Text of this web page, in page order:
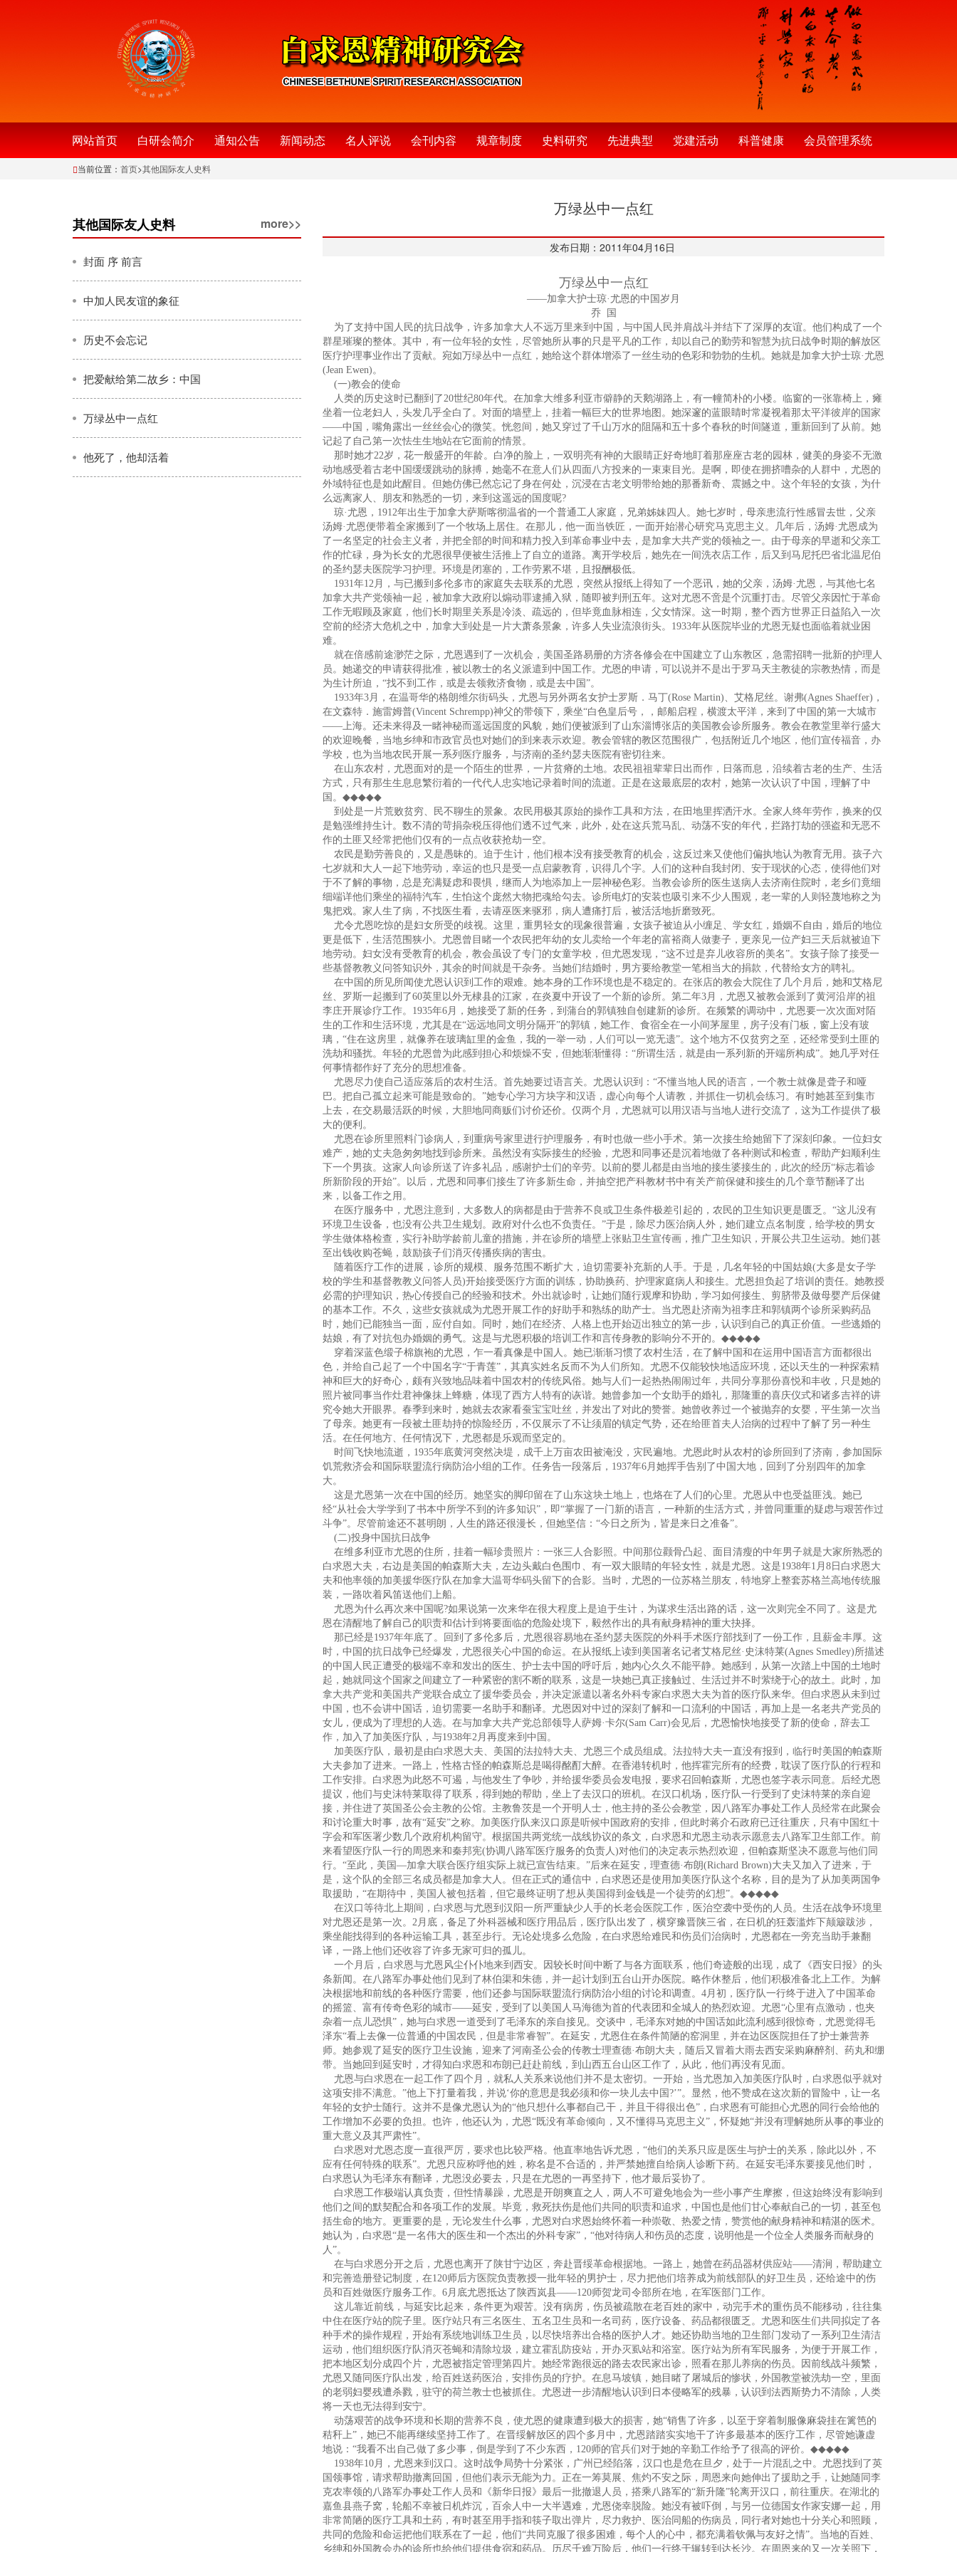
网站首页 白研会简介 通知公告 新闻动态 名人评说 会刊内容 规章制度 史料研究 先进典型 党建活动 科普健康 会员管理系统
当前位置： 首页>其他国际友人史料
其他国际友人史料 more>>
封面 序 前言
中加人民友谊的象征
历史不会忘记
把爱献给第二故乡：中国
万绿丛中一点红
他死了，他却活着
万绿丛中一点红
发布日期：2011年04月16日
万绿丛中一点红
——加拿大护士琼·尤恩的中国岁月
乔 国
为了支持中国人民的抗日战争，许多加拿大人不远万里来到中国，与中国人民并肩战斗并结下了深厚的友谊。他们构成了一个
群星璀璨的整体。其中，有一位年轻的女性，尽管她所从事的只是平凡的工作，却以自己的勤劳和智慧为抗日战争时期的解放区
医疗护理事业作出了贡献。宛如万绿丛中一点红，她给这个群体增添了一丝生动的色彩和勃勃的生机。她就是加拿大护士琼·尤恩
(Jean Ewen)。
(一)教会的使命
人类的历史这时已翻到了20世纪80年代。在加拿大维多利亚市僻静的天鹅湖路上，有一幢简朴的小楼。临窗的一张靠椅上，瘫
坐着一位老妇人，头发几乎全白了。对面的墙壁上，挂着一幅巨大的世界地图。她深邃的蓝眼睛时常凝视着那太平洋彼岸的国家
——中国，嘴角露出一丝丝会心的微笑。恍忽间，她又穿过了千山万水的阻隔和五十多个春秋的时间隧道，重新回到了从前。她
记起了自己第一次怯生生地站在它面前的情景。
那时她才22岁，花一般盛开的年龄。白净的脸上，一双明亮有神的大眼睛正好奇地盯着那座座古老的园林，健美的身姿不无激
动地感受着古老中国缓缓跳动的脉搏，她毫不在意人们从四面八方投来的一束束目光。是啊，即使在拥挤嘈杂的人群中，尤恩的
外域特征也是如此醒目。但她仿佛已然忘记了身在何处，沉浸在古老文明带给她的那番新奇、震撼之中。这个年轻的女孩，为什
么远离家人、朋友和熟悉的一切，来到这遥远的国度呢?
琼·尤恩，1912年出生于加拿大萨斯喀彻温省的一个普通工人家庭，兄弟姊妹四人。她七岁时，母亲患流行性感冒去世，父亲
汤姆·尤恩便带着全家搬到了一个牧场上居住。在那儿，他一面当铁匠，一面开始潜心研究马克思主义。几年后，汤姆·尤恩成为
了一名坚定的社会主义者，并把全部的时间和精力投入到革命事业中去，是加拿大共产党的领袖之一。由于母亲的早逝和父亲工
作的忙碌，身为长女的尤恩很早便被生活推上了自立的道路。离开学校后，她先在一间洗衣店工作，后又到马尼托巴省北温尼伯
的圣约瑟夫医院学习护理。环境是闭塞的，工作劳累不堪，且报酬极低。
1931年12月，与已搬到多伦多市的家庭失去联系的尤恩，突然从报纸上得知了一个恶讯，她的父亲，汤姆·尤恩，与其他七名
加拿大共产党领袖一起，被加拿大政府以煽动罪逮捕入狱，随即被判刑五年。这对尤恩不啻是个沉重打击。尽管父亲因忙于革命
工作无暇顾及家庭，他们长时期里关系是冷淡、疏远的，但毕竟血脉相连，父女情深。这一时期，整个西方世界正日益陷入一次
空前的经济大危机之中，加拿大到处是一片大萧条景象，许多人失业流浪街头。1933年从医院毕业的尤恩无疑也面临着就业困
难。
就在倍感前途渺茫之际，尤恩遇到了一次机会，美国圣路易册的方济各修会在中国建立了山东教区，急需招聘一批新的护理人
员。她递交的申请获得批准，被以教士的名义派遣到中国工作。尤恩的申请，可以说并不是出于罗马天主教徒的宗教热情，而是
为生计所迫，“找不到工作，或是去领救济食物，或是去中国”。
1933年3月，在温哥华的格朗维尔街码头，尤恩与另外两名女护士罗斯．马丁(Rose Martin)、艾格尼丝。谢弗(Agnes Shaeffer)，
在文森特．施雷姆普(Vincent Schrempp)神父的带领下，乘坐“白色皇后号，，邮船启程，横渡太平洋，来到了中国的第一大城市
——上海。还未来得及一睹神秘而遥远国度的风貌，她们便被派到了山东淄博张店的美国教会诊所服务。教会在教堂里举行盛大
的欢迎晚餐，当地乡绅和市政官员也对她们的到来表示欢迎。教会管辖的教区范围很广，包括附近几个地区，他们宣传福音，办
学校，也为当地农民开展一系列医疗服务，与济南的圣约瑟夫医院有密切往来。
在山东农村，尤恩面对的是一个陌生的世界，一片贫瘠的土地。农民祖祖辈辈日出而作，日落而息，沿续着古老的生产、生活
方式，只有那生生息息繁衍着的一代代人忠实地记录着时间的流逝。正是在这最底层的农村，她第一次认识了中国，理解了中
国。 ◆◆◆◆◆
到处是一片荒败贫穷、民不聊生的景象。农民用极其原始的操作工具和方法，在田地里挥洒汗水。全家人终年劳作，换来的仅
是勉强维持生计。数不清的苛捐杂税压得他们透不过气来，此外，处在这兵荒马乱、动荡不安的年代，拦路打劫的强盗和无恶不
作的土匪又经常把他们仅有的一点点收获抢劫一空。
农民是勤劳善良的，又是愚昧的。迫于生计，他们根本没有接受教育的机会，这反过来又使他们偏执地认为教育无用。孩子六
七岁就和大人一起下地劳动，幸运的也只是受一点启蒙教育，识得几个字。人们的这种自我封闭、安于现状的心态，使得他们对
于不了解的事物，总是充满疑虑和畏惧，继而人为地添加上一层神秘色彩。当教会诊所的医生送病人去济南住院时，老乡们竟细
细端详他们乘坐的福特汽车，生怕这个庞然大物把魂给勾去。诊所电灯的安装也吸引来不少人围观，老一辈的人则轻蔑地称之为
鬼把戏。家人生了病，不找医生看，去请巫医来驱邪，病人遭痛打后，被活活地折磨致死。
尤令尤恩吃惊的是妇女所受的歧视。这里，重男轻女的现象很普遍，女孩子被迫从小缠足、学女红，婚姻不自由，婚后的地位
更是低下，生活范围狭小。尤恩曾目睹一个农民把年幼的女儿卖给一个年老的富裕商人做妻子，更亲见一位产妇三天后就被迫下
地劳动。妇女没有受教育的机会，教会虽设了专门的女童学校，但尤恩发现，“这不过是弃儿收容所的美名”。女孩子除了接受一
些基督教教义问答知识外，其余的时间就是干杂务。当她们结婚时，男方要给教堂一笔相当大的捐款，代替给女方的聘礼。
在中国的所见所闻使尤恩认识到工作的艰难。她本身的工作环境也是不稳定的。在张店的教会大院住了几个月后，她和艾格尼
丝、罗斯一起搬到了60英里以外无棣县的江家，在炎夏中开设了一个新的诊所。第二年3月，尤恩又被教会派到了黄河沿岸的祖
李庄开展诊疗工作。1935年6月，她接受了新的任务，到蒲台的郭镇独自创建新的诊所。在频繁的调动中，尤恩要一次次面对陌
生的工作和生活环境，尤其是在“远远地同文明分隔开”的郭镇，她工作、食宿全在一小间茅屋里，房子没有门板，窗上没有玻
璃，“住在这房里，就像养在玻璃缸里的金鱼，我的一举一动，人们可以一览无遗”。这个地方不仅贫穷之至，还经常受到土匪的
洗劫和骚扰。年轻的尤恩曾为此感到担心和烦燥不安，但她渐渐懂得：“所谓生活，就是由一系列新的开端所构成”。她几乎对任
何事情都作好了充分的思想准备。
尤恩尽力使自己适应落后的农村生活。首先她要过语言关。尤恩认识到：“不懂当地人民的语言，一个教士就像是聋子和哑
巴。把自己孤立起来可能是致命的。”她专心学习方块字和汉语，虚心向每个人请教，并抓住一切机会练习。有时她甚至到集市
上去，在交易最活跃的时候，大胆地同商贩们讨价还价。仅两个月，尤恩就可以用汉语与当地人进行交流了，这为工作提供了极
大的便利。
尤恩在诊所里照料门诊病人，到重病号家里进行护理服务，有时也做一些小手术。第一次接生给她留下了深刻印象。一位妇女
难产，她的丈夫急匆匆地找到诊所来。虽然没有实际接生的经验，尤恩和同事还是沉着地做了各种测试和检查，帮助产妇顺利生
下一个男孩。这家人向诊所送了许多礼品，感谢护士们的辛劳。以前的婴儿都是由当地的接生婆接生的，此次的经历“标志着诊
所新阶段的开始”。以后，尤恩和同事们接生了许多新生命，并抽空把产科教材书中有关产前保健和接生的几个章节翻译了出
来，以备工作之用。
在医疗服务中，尤恩注意到，大多数人的病都是由于营养不良或卫生条件极差引起的，农民的卫生知识更是匮乏。“这儿没有
环境卫生设备，也没有公共卫生规划。政府对什么也不负责任。”于是，除尽力医治病人外，她们建立点名制度，给学校的男女
学生做体格检查，实行补助学龄前儿童的措施，并在诊所的墙壁上张贴卫生宣传画，推广卫生知识，开展公共卫生运动。她们甚
至出钱收购苍蝇，鼓励孩子们消灭传播疾病的害虫。
随着医疗工作的进展，诊所的规模、服务范围不断扩大，迫切需要补充新的人手。于是，几名年轻的中国姑娘(大多是女子学
校的学生和基督教教义问答人员)开始接受医疗方面的训练，协助换药、护理家庭病人和接生。尤恩担负起了培训的责任。她教授
必需的护理知识，热心传授自己的经验和技术。外出就诊时，让她们随行观摩和协助，学习如何接生、剪脐带及做母婴产后保健
的基本工作。不久，这些女孩就成为尤恩开展工作的好助手和熟练的助产士。当尤恩赴济南为祖李庄和郭镇两个诊所采购药品
时，她们已能独当一面，应付自如。同时，她们在经济、人格上也开始迈出独立的第一步，认识到自己的真正价值。一些逃婚的
姑娘，有了对抗包办婚姻的勇气。这是与尤恩积极的培训工作和言传身教的影响分不开的。 ◆◆◆◆◆
穿着深蓝色缎子棉旗袍的尤恩，乍一看真像是中国人。她已渐渐习惯了农村生活，在了解中国和在运用中国语言方面都很出
色，并给自己起了一个中国名字“于青莲”，其真实姓名反而不为人们所知。尤恩不仅能较快地适应环境，还以天生的一种探索精
神和巨大的好奇心，颇有兴致地品味着中国农村的传统风俗。她与人们一起热热闹闹过年，共同分享那份喜悦和丰收，只是她的
照片被同事当作灶君神像抹上蜂糖，体现了西方人特有的诙谐。她曾参加一个女助手的婚礼，那隆重的喜庆仪式和诸多吉祥的讲
究令她大开眼界。春季到来时，她就去农家看蚕宝宝吐丝，并发出了对此的赞誉。她曾收养过一个被抛弃的女婴，平生第一次当
了母亲。她更有一段被土匪劫持的惊险经历，不仅展示了不让须眉的镇定气势，还在给匪首夫人治病的过程中了解了另一种生
活。在任何地方、任何情况下，尤恩都是乐观而坚定的。
时间飞快地流逝，1935年底黄河突然决堤，成千上万亩农田被淹没，灾民遍地。尤恩此时从农村的诊所回到了济南，参加国际
饥荒救济会和国际联盟流行病防治小组的工作。任务告一段落后，1937年6月她挥手告别了中国大地，回到了分别四年的加拿
大。
这是尤恩第一次在中国的经历。她坚实的脚印留在了山东这块土地上，也烙在了人们的心里。尤恩从中也受益匪浅。她已
经“从社会大学学到了书本中所学不到的许多知识”，即“掌握了一门新的语言，一种新的生活方式，并曾同重重的疑虑与艰苦作过
斗争”。尽管前途还不甚明朗，人生的路还很漫长，但她坚信：“今日之所为，皆是来日之准备”。
(二)投身中国抗日战争
在维多利亚市尤恩的住所，挂着一幅珍贵照片：一张三人合影照。中间那位颧骨凸起、面目清瘦的中年男子就是大家所熟悉的
白求恩大夫，右边是美国的帕森斯大夫，左边头戴白色围巾、有一双大眼睛的年轻女性，就是尤恩。这是1938年1月8日白求恩大
夫和他率领的加美援华医疗队在加拿大温哥华码头留下的合影。当时，尤恩的一位苏格兰朋友，特地穿上整套苏格兰高地传统服
装，一路吹着风笛送他们上船。
尤恩为什么再次来中国呢?如果说第一次来华在很大程度上是迫于生计，为谋求生活出路的话，这一次则完全不同了。这是尤
恩在清醒地了解自己的职责和估计到将要面临的危险处境下，毅然作出的具有献身精神的重大抉择。
那已经是1937年年底了。回到了多伦多后，尤恩很容易地在圣约瑟夫医院的外科手术医疗部找到了一份工作，且薪金丰厚。这
时，中国的抗日战争已经爆发，尤恩很关心中国的命运。在从报纸上读到美国著名记者艾格尼丝·史沫特莱(Agnes Smedley)所描述
的中国人民正遭受的极端不幸和发出的医生、护士去中国的呼吁后，她内心久久不能平静。她感到，从第一次踏上中国的土地时
起，她就同这个国家之间建立了一种紧密的割不断的联系，这是一块她已真正接触过、生活过并不时萦绕于心的故土。此时，加
拿大共产党和美国共产党联合成立了援华委员会，并决定派遣以著名外科专家白求恩大夫为首的医疗队来华。但白求恩从未到过
中国，也不会讲中国话，迫切需要一名助手和翻译。尤恩因对中过的深刻了解和一口流利的中国话，再加上是一名老共产党员的
女儿，便成为了理想的人选。在与加拿大共产党总部领导人萨姆·卡尔(Sam Carr)会见后，尤恩愉快地接受了新的使命，辞去工
作，加入了加美医疗队，与1938年2月再度来到中国。
加美医疗队，最初是由白求恩大夫、美国的法拉特大夫、尤恩三个成员组成。法拉特大夫一直没有报到，临行时美国的帕森斯
大夫参加了进来。一路上，性格古怪的帕森斯总是喝得酩酊大醉。在香港转机时，他挥霍完所有的经费，耽误了医疗队的行程和
工作安排。白求恩为此怒不可遏，与他发生了争吵，并给援华委员会发电报，要求召回帕森斯，尤恩也签字表示同意。后经尤恩
提议，他们与史沫特莱取得了联系，得到她的帮助，坐上了去汉口的班机。在汉口机场，医疗队一行受到了史沫特莱的亲自迎
接，并住进了英国圣公会主教的公馆。主教鲁茨是一个开明人士，他主持的圣公会教堂，因八路军办事处工作人员经常在此聚会
和讨论重大时事，故有“延安”之称。加美医疗队来汉口原是听候中国政府的安排，但此时蒋介石政府已迁往重庆，只有中国红十
字会和军医署少数几个政府机构留守。根据国共两党统一战线协议的条文，白求恩和尤恩主动表示愿意去八路军卫生部工作。前
来看望医疗队一行的周恩来和秦邦宪(协调八路军医疗服务的负责人)对他们的决定表示热烈欢迎，但帕森斯坚决不愿意与他们同
行。“至此，美国—加拿大联合医疗组实际上就已宣告结束。”后来在延安，理查德·布朗(Richard Brown)大夫又加入了进来，于
是，这个队的全部三名成员都是加拿大人。但在正式的通信中，白求恩还是使用加美医疗队这个名称，目的是为了从加美两国争
取援助，“在期待中，美国人被包括着，但它最终证明了想从美国得到金钱是一个徒劳的幻想”。 ◆◆◆◆◆
在汉口等待北上期间，白求恩与尤恩到汉阳一所严重缺少人手的长老会医院工作，医治空袭中受伤的人员。生活在战争环境里
对尤恩还是第一次。2月底，备足了外科器械和医疗用品后，医疗队出发了，横穿豫晋陕三省，在日机的狂轰滥炸下颠簸跋涉，
乘坐能找得到的各种运输工具，甚至步行。无论处境多么危险，在白求恩给难民和伤员们治病时，尤恩都在一旁充当助手兼翻
译，一路上他们还收容了许多无家可归的孤儿。
一个月后，白求恩与尤恩风尘仆仆地来到西安。因较长时间中断了与各方面联系，他们奇迹般的出现，成了《西安日报》的头
条新闻。在八路军办事处他们见到了林伯渠和朱德，并一起计划到五台山开办医院。略作休整后，他们积极准备北上工作。为解
决根据地和前线的各种医疗需要，他们还参与国际联盟流行病防治小组的讨论和调查。4月初，医疗队一行终于进入了中国革命
的摇篮、富有传奇色彩的城市——延安，受到了以美国人马海德为首的代表团和全城人的热烈欢迎。尤恩“心里有点激动，也夹
杂着一点儿恐惧”，她与白求恩一道受到了毛泽东的亲自接见。交谈中，毛泽东对她的中国话如此流利感到很惊奇，尤恩觉得毛
泽东“看上去像一位普通的中国农民，但是非常睿智”。在延安，尤恩住在条件简陋的窑洞里，并在边区医院担任了护士兼营养
师。她参观了延安的医疗卫生设施，迎来了河南圣公会的传教士理查德·布朗大夫，随后又冒着大雨去西安采购麻醉剂、药丸和绷
带。当她回到延安时，才得知白求恩和布朗已赶赴前线，到山西五台山区工作了，从此，他们再没有见面。
尤恩与白求恩在一起工作了四个月，就私人关系来说他们并不是太密切。一开始，当尤恩加入加美医疗队时，白求恩似乎就对
这项安排不满意。”他上下打量着我，并说‘你的意思是我必须和你一块儿去中国?’”。显然，他不赞成在这次新的冒险中，让一名
年轻的女护士随行。这并不是像尤恩认为的“他只想什么事都自己干，并且干得很出色”，白求恩有可能担心尤恩的同行会给他的
工作增加不必要的负担。也许，他还认为，尤恩“既没有革命倾向，又不懂得马克思主义”，怀疑她“并没有理解她所从事的事业的
重大意义及其严肃性”。
白求恩对尤恩态度一直很严厉，要求也比较严格。他直率地告诉尤恩，“他们的关系只应是医生与护士的关系，除此以外，不
应有任何特殊的联系”。尤恩只应称呼他的姓，称名是不合适的，并严禁她擅自给病人诊断下药。在延安毛泽东要接见他们时，
白求恩认为毛泽东有翻译，尤恩没必要去，只是在尤恩的一再坚持下，他才最后妥协了。
白求恩工作极端认真负责，但性情暴躁，尤恩是开朗爽直之人，两人不可避免地会为一些小事产生摩擦，但这始终没有影响到
他们之间的默契配合和各项工作的发展。毕竟，救死扶伤是他们共同的职责和追求，中国也是他们甘心奉献自己的一切，甚至包
括生命的地方。更重要的是，无论发生什么事，尤恩对白求恩始终怀着一种崇敬、热爱之情，赞赏他的献身精神和精湛的医术。
她认为，白求恩“是一名伟大的医生和一个杰出的外科专家”，“他对待病人和伤员的态度，说明他是一个位全人类服务而献身的
人”。
在与白求恩分开之后，尤恩也离开了陕甘宁边区，奔赴晋绥革命根据地。一路上，她曾在药品器材供应站——清涧，帮助建立
和完善造册登记制度，在120师后方医院负责教授一批年轻的男护士，尽力把他们培养成为前线部队的好卫生员，还给途中的伤
员和百姓做医疗服务工作。6月底尤恩抵达了陕西岚县——120师贺龙司令部所在地，在军医部门工作。
这儿靠近前线，与延安比起来，条件更为艰苦。没有病房，伤员被疏散在老百姓的家中，动完手术的重伤员不能移动，往往集
中住在医疗站的院子里。医疗站只有三名医生、五名卫生员和一名司药，医疗设备、药品都很匮乏。尤恩和医生们共同拟定了各
种手术的操作规程，开始有系统地训练卫生员，以尽快培养出合格的医护人才。她还协助当地的卫生部门发动了一系列卫生清洁
运动，他们组织医疗队消灭苍蝇和清除垃圾，建立霍乱防疫站，开办灭虱站和浴室。医疗站为所有军民服务，为便于开展工作，
把本地区划分成四个片，尤恩被指定管理第四片。她经常跑很远的路去农民家出诊，照看在那儿养病的伤员。因前线战斗频繁，
尤恩又随同医疗队出发，给百姓送药医治，安排伤员的疗护。在息马坡镇，她目睹了屠城后的惨状，外国教堂被洗劫一空，里面
的老弱妇婴残遭杀戮，驻守的荷兰教士也被抓住。尤恩进一步清醒地认识到日本侵略军的残暴，认识到法西斯势力不清除，人类
将一天也无法得到安宁。
动荡艰苦的战争环境和长期的营养不良，使尤恩的健康遭到极大的损害，她“销售了许多，以至于穿着制服像麻袋挂在篱笆的
秸秆上”，她已不能再继续坚持工作了。在晋绥解放区的四个多月中，尤恩踏踏实实地干了许多最基本的医疗工作，尽管她谦虚
地说：“我看不出自己做了多少事，倒是学到了不少东西，120师的官兵们对于她的辛勤工作给予了很高的评价。 ◆◆◆◆◆
1938年10月，尤恩来到汉口。这时战争局势十分紧张，广州已经陷落，汉口也是危在旦夕，处于一片混乱之中。尤恩找到了英
国领事馆，请求帮助撤离回国，但他们表示无能为力。正在一筹莫展、焦灼不安之际，周恩来向她伸出了援助之手，让她随同李
克农率领的八路军办事处工作人员和《新华日报》最后一批撤退人员，搭乘八路军的“新升隆”轮离开汉口，前往重庆。在湖北的
嘉鱼县燕子窝，轮船不幸被日机炸沉，百余人中一大半遇难，尤恩侥幸脱险。她没有被吓倒，与另一位德国女作家安娜一起，用
非常简陋的医疗工具和土药，有时甚至用手指和筷子取出弹片，尽力救护、医治同船的伤病员，同行者对她也十分关心和照顾，
共同的危险和命运把他们联系在了一起，他们“共同克服了很多困难，每个人的心中，都充满着钦佩与友好之情”。当地的百姓、
乡绅和外国教会办的诊所也给他们提供食宿和药品。历尽千难万险后，他们一行终于辗转到达长沙。在周恩来的又一次关照下，